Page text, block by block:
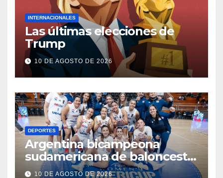
INTERNACIONALES
Las últimas elecciones de
Trump
10 DE AGOSTO DE 2026
DEPORTES
Argentina bicampeona
sudamericana de baloncesto,
Paraguay en quinto lugar
10 DE AGOSTO DE 2026